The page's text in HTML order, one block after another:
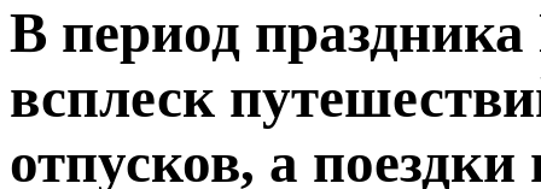
В период
всплеск
отпусков, а